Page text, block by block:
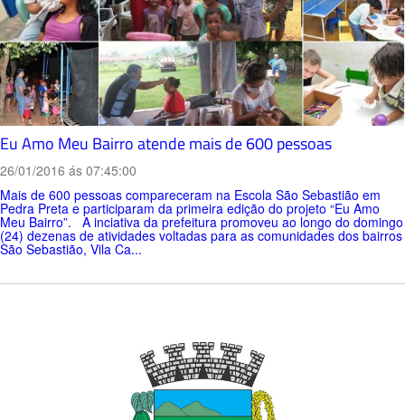
Eu Amo Meu Bairro atende mais de 600 pessoas
26/01/2016 ás 07:45:00
Mais de 600 pessoas compareceram na Escola São Sebastião em
Pedra Preta e participaram da primeira edição do projeto “Eu Amo
Meu Bairro”. A inciativa da prefeitura promoveu ao longo do domingo
(24) dezenas de atividades voltadas para as comunidades dos bairros
São Sebastião, Vila Ca...